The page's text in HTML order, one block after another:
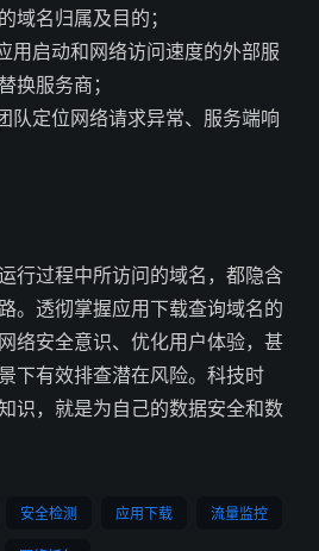
域名归属及目的；
用启动和网络访问速度的外部服
换服务商；
队定位网络请求异常、服务端响
行过程中所访问的域名，都隐含
。透彻掌握应用下载查询域名的
络安全意识、优化用户体验，甚
下有效排查潜在风险。科技时
识，就是为自己的数据安全和数
安全检测 应用下载 流量监控